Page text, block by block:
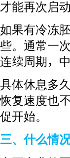
才能再次启动
如果有冷冻
些。通常一
连续周期，
具体休息多
恢复速度也
促开始。
三、什么情